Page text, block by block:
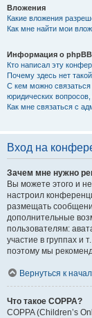
Вложения
Какие вложения
Как мне найти мои
Информация о phpBB
Кто написал эту
Почему здесь нет
С кем можно связаться
юридических
Как мне связаться с
Вход на
Зачем мне нужно
Вы можете этого и
настроил
размещать
дополнительные
пользователям:
участие в группах и
поэтому мы
Вернуться к
Что такое COPPA?
COPPA (Children’s